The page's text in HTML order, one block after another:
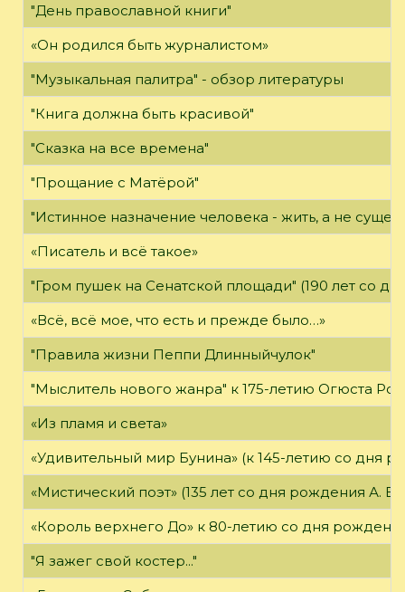
"День православной книги"
«Он родился быть журналистом»
"Музыкальная палитра" - обзор литературы
"Книга должна быть красивой"
"Сказка на все времена"
"Прощание с Матёрой"
"Истинное назначение человека - жить, а не
«Писатель и всё такое»
"Гром пушек на Сенатской площади" (190 лет со
«Всё, всё мое, что есть и прежде было…»
"Правила жизни Пеппи Длинныйчулок"
"Мыслитель нового жанра" к 175-летию Огюста
«Из пламя и света»
«Удивительный мир Бунина» (к 145-летию со дня
«Мистический поэт» (135 лет со дня рождения А.
«Король верхнего До» к 80-летию со дня
"Я зажег свой костер..."